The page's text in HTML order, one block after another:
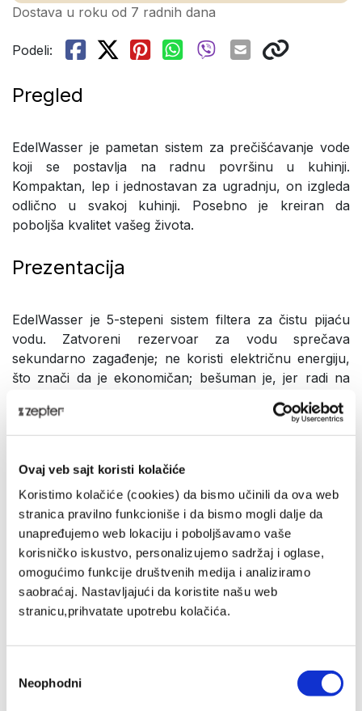
Ovaj veb sajt koristi kolačiće
Koristimo kolačiće (cookies) da bismo učinili da ova web
stranica pravilno funkcioniše i da bismo mogli dalje da
unapređujemo web lokaciju i poboljšavamo vaše
korisničko iskustvo, personalizujemo sadržaj i oglase,
omogućimo funkcije društvenih medija i analiziramo
saobraćaj. Nastavljajući da koristite našu web
stranicu,prihvatate upotrebu kolačića.
сагласности
Neophodni
Dostava u roku od 7 radnih dana
Podeli:
Pregled
EdelWasser je pametan sistem za prečišćavanje vode
koji se postavlja na radnu površinu u kuhinji.
Kompaktan, lep i jednostavan za ugradnju, on izgleda
odlično u svakoj kuhinji. Posebno je kreiran da
poboljša kvalitet vašeg života.
Prezentacija
EdelWasser je 5-stepeni sistem filtera za čistu pijaću
vodu. Zatvoreni rezervoar za vodu sprečava
sekundarno zagađenje; ne koristi električnu energiju,
što znači da je ekonomičan; bešuman je, jer radi na
Inno-sense filter predstavlja četvrtu fazu u procesu
prečišćavanja. Uklanja neprijatan miris i poboljšava
organskih jedinjenja.
Tehnički detalji
ŠIFRA PROIZVODA
PWC-670-02
NAZIV PROIZVODA
0,3